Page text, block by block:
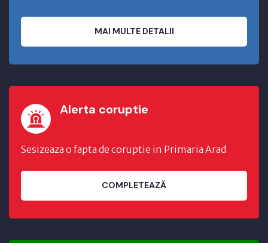
MAI MULTE DETALII
Alerta coruptie
Sesizeaza o fapta de coruptie in Primaria Arad
COMPLETEAZĂ